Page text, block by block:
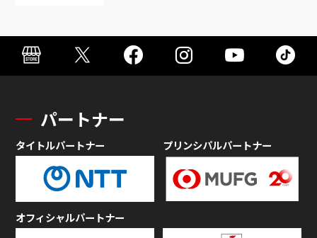
パートナー
タイトルパートナー プリンシパルパートナー
オフィシャルパートナー